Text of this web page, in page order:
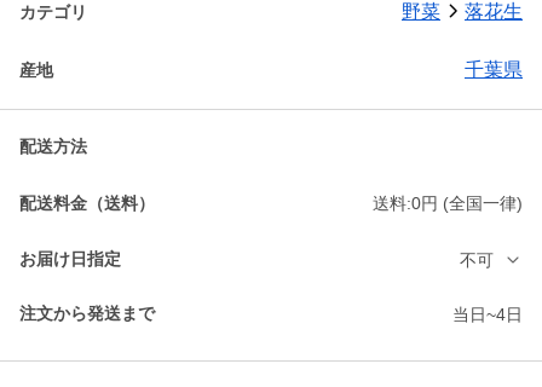
カテゴリ 野菜 落花生
産地 千葉県
配送方法
配送料金（送料） 送料:0円 (全国一律)
お届け日指定 不可
注文から発送まで 当日~4日